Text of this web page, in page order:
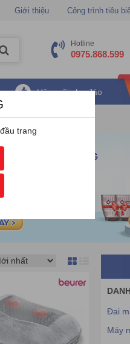
Giới thiệu Công trình tiêu
Hotline
0975.868.599
Hậu mãi chu đáo
Đai
Máy
trang